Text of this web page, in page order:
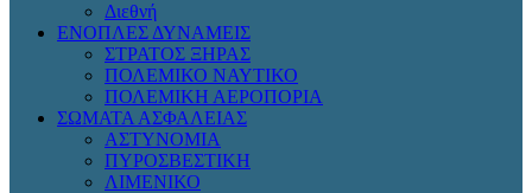
Διεθνή
ΕΝΟΠΛΕΣ ΔΥΝΑΜΕΙΣ
ΣΤΡΑΤΟΣ ΞΗΡΑΣ
ΠΟΛΕΜΙΚΟ ΝΑΥΤΙΚΟ
ΠΟΛΕΜΙΚΗ ΑΕΡΟΠΟΡΙΑ
ΣΩΜΑΤΑ ΑΣΦΑΛΕΙΑΣ
ΑΣΤΥΝΟΜΙΑ
ΠΥΡΟΣΒΕΣΤΙΚΗ
ΛΙΜΕΝΙΚΟ